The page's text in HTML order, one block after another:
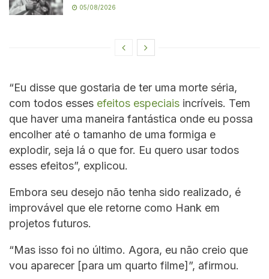
05/08/2026
“Eu disse que gostaria de ter uma morte séria,
com todos esses efeitos especiais incríveis. Tem
que haver uma maneira fantástica onde eu possa
encolher até o tamanho de uma formiga e
explodir, seja lá o que for. Eu quero usar todos
esses efeitos”, explicou.
Embora seu desejo não tenha sido realizado, é
improvável que ele retorne como Hank em
projetos futuros.
“Mas isso foi no último. Agora, eu não creio que
vou aparecer [para um quarto filme]”, afirmou.